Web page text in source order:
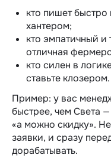
кто пишет быстро
хантером;
кто эмпатичный и
отличная
кто силен в
ставьте клозером.
Пример: у вас
быстрее, чем Света
«а можно скидку».
заявки, и сразу
дорабатывать.